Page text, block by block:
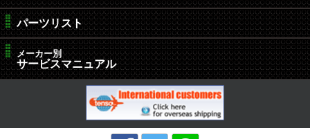
パーツリスト
メーカー別
サービスマニュアル